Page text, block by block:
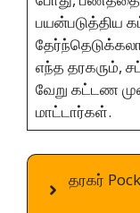
பயன்படுத்திய
எந்த தரகரும்,
வேறு கட்டண
மாட்டார்கள்.
தரகர்